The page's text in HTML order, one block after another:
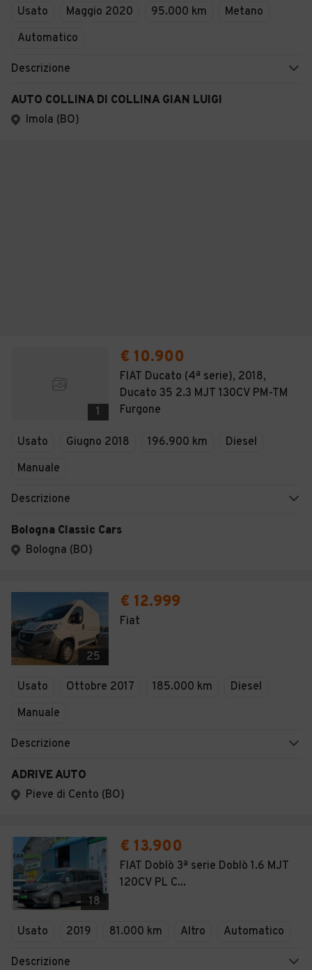
Usato Maggio 2020 95.000 km
Metano
Automatico
Descrizione
AUTO COLLINA DI COLLINA GIAN LUIGI
Imola (BO)
1
€ 10.900
FIAT Ducato (4ª serie), 2018,
Ducato 35 2.3 MJT 130CV PM-TM
Furgone
Usato Giugno 2018 196.900 km
Diesel
Manuale
Descrizione
Bologna Classic Cars
Bologna (BO)
25
€ 12.999
Fiat
Usato Ottobre 2017 185.000 km
Diesel
Manuale
Descrizione
ADRIVE AUTO
Pieve di Cento (BO)
18
€ 13.900
FIAT Doblò 3ª serie Doblò 1.6 MJT
120CV PL C...
Usato 2019 81.000 km Altro Automatico
Descrizione